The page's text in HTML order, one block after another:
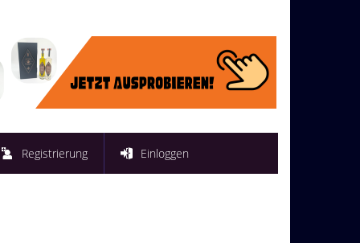
Registrierung Einloggen